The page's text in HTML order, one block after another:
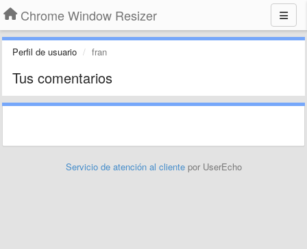
Chrome Window Resizer
Perfil de usuario fran
Tus comentarios
Servicio de atención al cliente por UserEcho